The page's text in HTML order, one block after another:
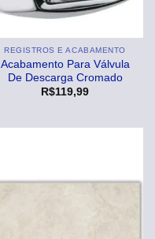
REGISTROS E ACABAMENTO
Acabamento Para Válvula
De Descarga Cromado
R$119,99